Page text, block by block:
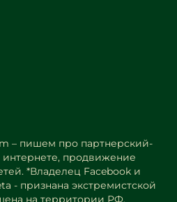
– пишем про партнерский-
интернете, продвижение
*Владелец Facebook и
- признана экстремистской
на территории РФ.